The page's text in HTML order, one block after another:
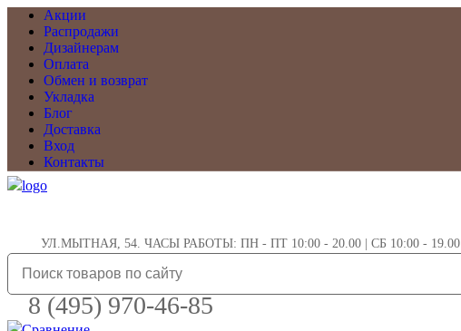
Акции
Распродажи
Дизайнерам
Оплата
Обмен и возврат
Укладка
Блог
Доставка
Вход
Контакты
УЛ.МЫТНАЯ, 54. ЧАСЫ РАБОТЫ: ПН - ПТ 10:00 - 20.00 | СБ 10:00 - 19.00
8 (495) 970-46-85